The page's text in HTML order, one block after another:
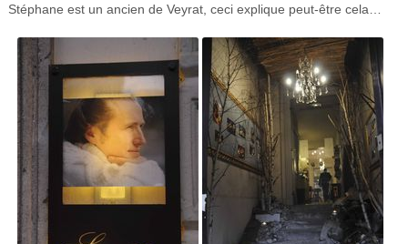
Stéphane est un ancien de Veyrat, ceci explique peut-être cela…